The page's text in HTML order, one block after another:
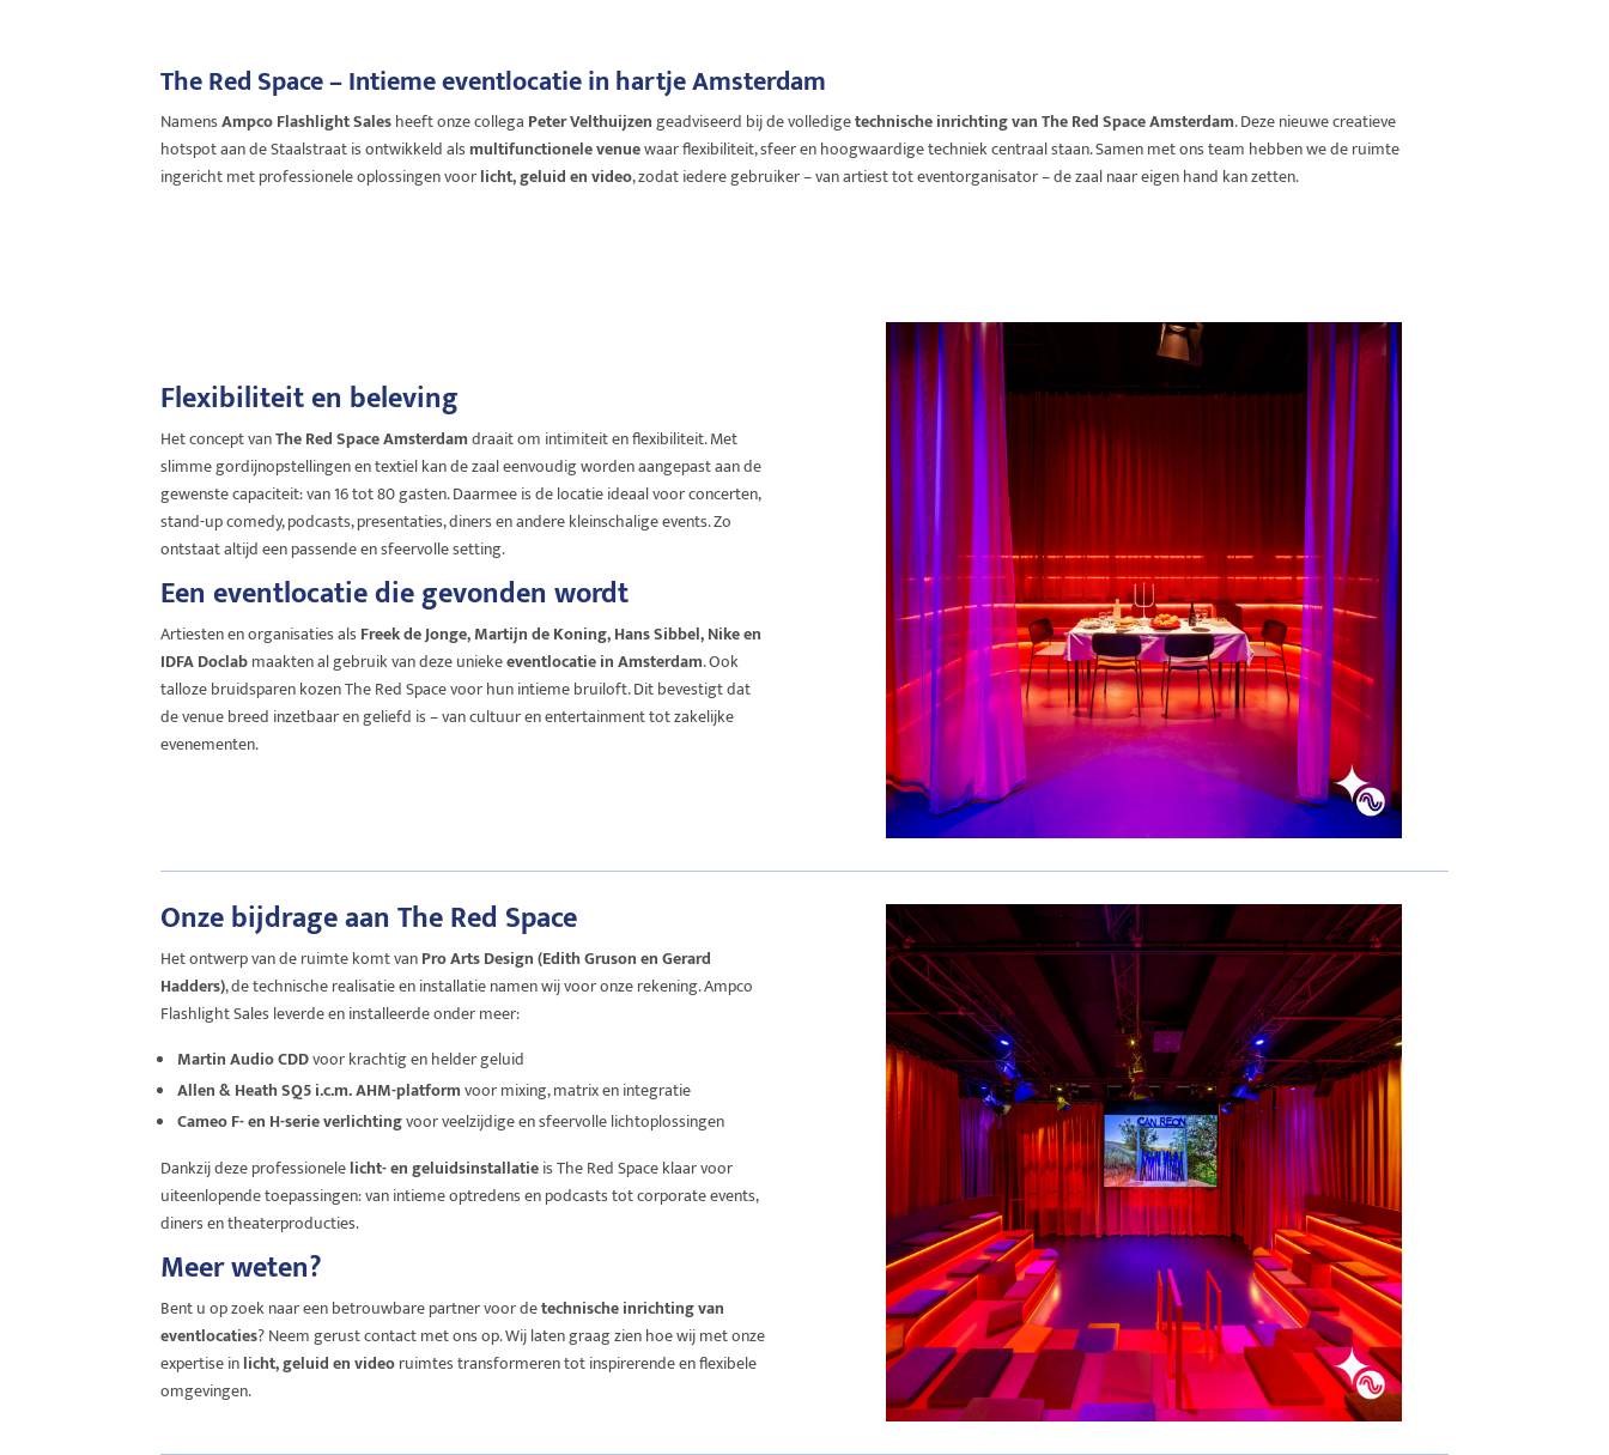
The Red Space – Intieme eventlocatie in hartje Amsterdam
NamensAmpco Flashlight Salesheeft onze collega Peter Velthuijzengeadviseerd bij de volledigetechnische inrichting van The Red Space Amsterdam. Deze nieuwe creatieve
hotspot aan de Staalstraat is ontwikkeld alsmultifunctionele venuewaar flexibiliteit, sfeer en hoogwaardige techniek centraal staan. Samen met ons team hebben we de ruimte
ingericht met professionele oplossingen voorlicht, geluid en video, zodat iedere gebruiker – van artiest tot eventorganisator – de zaal naar eigen hand kan zetten.
Flexibiliteit en beleving
Het concept vanThe Red Space Amsterdamdraait om intimiteit en flexibiliteit. Met
slimme gordijnopstellingen en textiel kan de zaal eenvoudig worden aangepast aan de
gewenste capaciteit: van 16 tot 80 gasten. Daarmee is de locatie ideaal voor concerten,
stand-up comedy, podcasts, presentaties, diners en andere kleinschalige events. Zo
ontstaat altijd een passende en sfeervolle setting.
Een eventlocatie die gevonden wordt
Artiesten en organisaties als Freek de Jonge, Martijn de Koning, Hans Sibbel, Nike en
IDFA Doclabmaakten al gebruik van deze uniekeeventlocatie in Amsterdam. Ook
talloze bruidsparen kozen The Red Space voor hun intieme bruiloft. Dit bevestigt dat
de venue breed inzetbaar en geliefd is – van cultuur en entertainment tot zakelijke
evenementen.
Onze bijdrage aan The Red Space
Het ontwerp van de ruimte komt vanPro Arts Design (Edith Gruson en Gerard
Hadders), de technische realisatie en installatie namen wij voor onze rekening. Ampco
Flashlight Sales leverde en installeerde onder meer:
Martin Audio CDDvoor krachtig en helder geluid
Allen & Heath SQ5 i.c.m. AHM-platformvoor mixing, matrix en integratie
Cameo F- en H-serie verlichtingvoor veelzijdige en sfeervolle lichtoplossingen
Dankzij deze professionelelicht- en geluidsinstallatieis The Red Space klaar voor
uiteenlopende toepassingen: van intieme optredens en podcasts tot corporate events,
diners en theaterproducties.
Meer weten?
Bent u op zoek naar een betrouwbare partner voor detechnische inrichting van
eventlocaties? Neem gerust contact met ons op. Wij laten graag zien hoe wij met onze
expertise inlicht, geluid en videoruimtes transformeren tot inspirerende en flexibele
omgevingen.